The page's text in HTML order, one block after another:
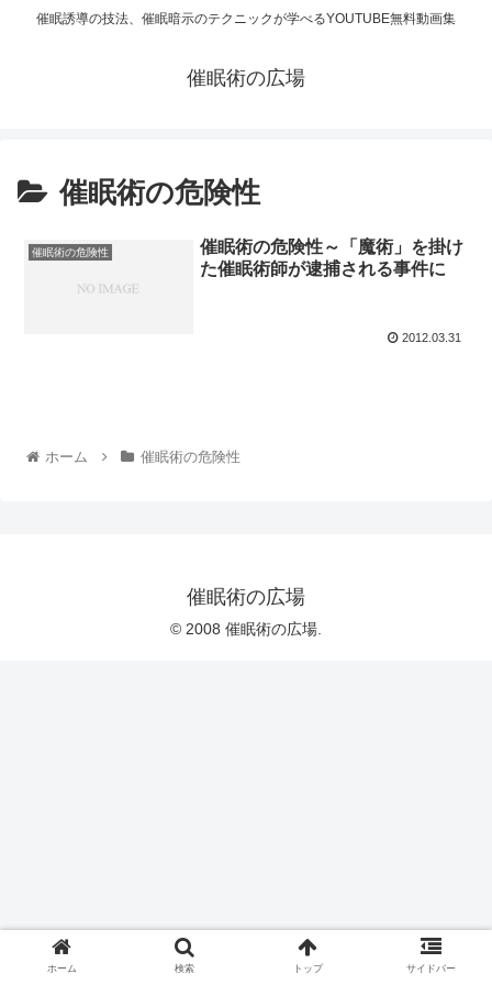
催眠誘導の技法、催眠暗示のテクニックが学べるYOUTUBE無料動画集
催眠術の広場
催眠術の危険性
催眠術の危険性
催眠術の危険性～「魔術」を掛け
た催眠術師が逮捕される事件に
2012.03.31
ホーム 催眠術の危険性
催眠術の広場
© 2008 催眠術の広場.
ホーム 検索 トップ サイドバー